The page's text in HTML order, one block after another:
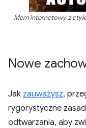
Mem internetowy z
Nowe
Jak zauważysz,
rygorystyczne
odtwarzania, aby